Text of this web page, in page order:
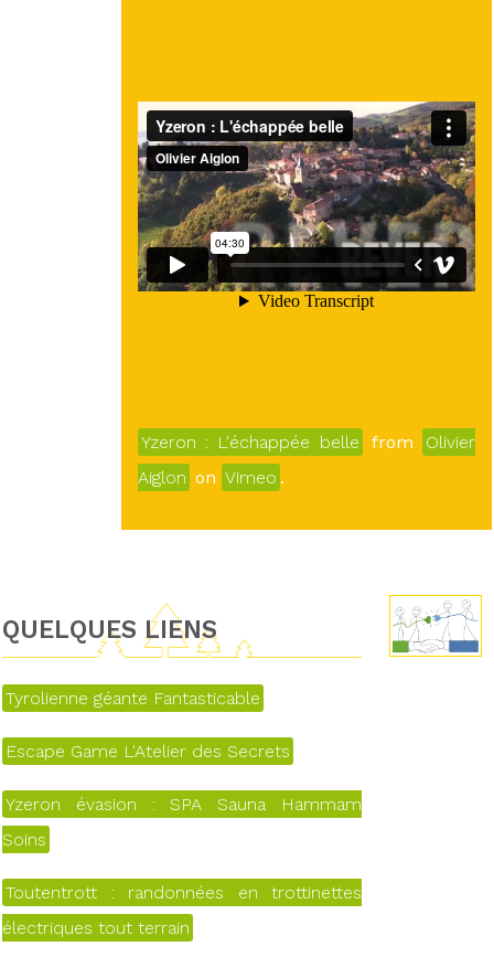
Yzeron : L'échappée belle from
Olivier
Aiglon on Vimeo .
QUELQUES LIENS
Tyrolienne géante Fantasticable
Escape Game L'Atelier des Secrets
Yzeron évasion : SPA Sauna Hammam
Soins
Toutentrott : randonnées en trottinettes
électriques tout terrain